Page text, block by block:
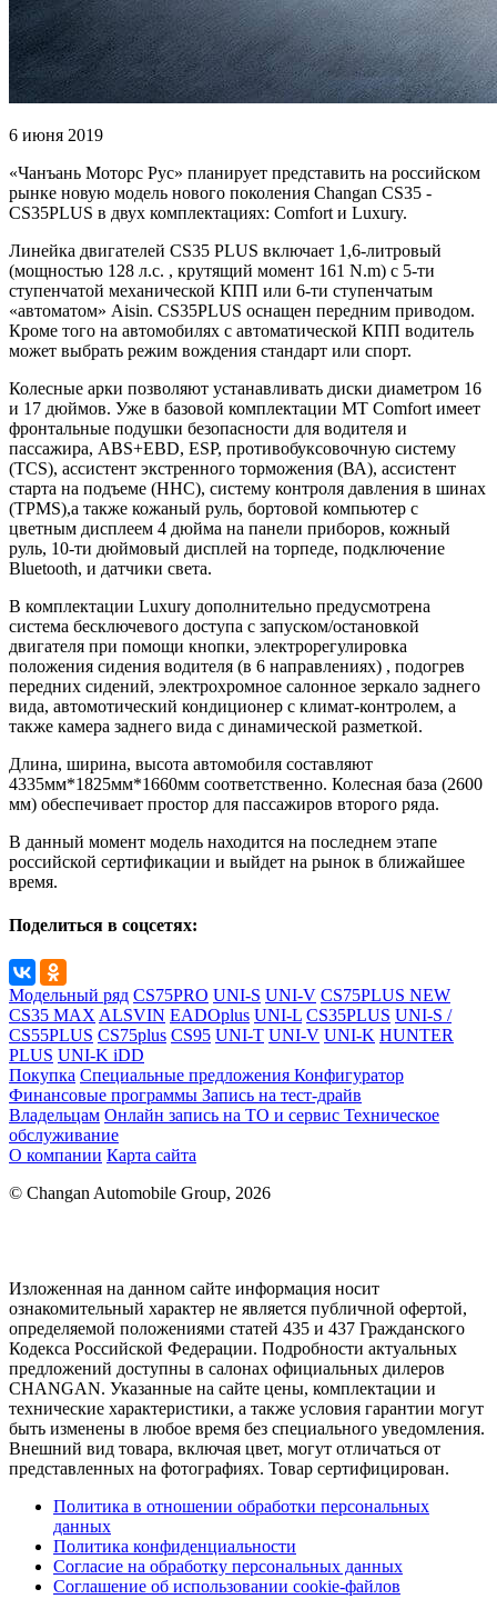
6 июня 2019
«Чанъань Моторс Рус» планирует представить на российском
рынке новую модель нового поколения Changan CS35 -
CS35PLUS в двух комплектациях: Comfort и Luxury.
Линейка двигателей CS35 PLUS включает 1,6-литровый
(мощностью 128 л.с. , крутящий момент 161 N.m) с 5-ти
ступенчатой механической КПП или 6-ти ступенчатым
«автоматом» Aisin. CS35PLUS оснащен передним приводом.
Кроме того на автомобилях с автоматической КПП водитель
может выбрать режим вождения стандарт или спорт.
Колесные арки позволяют устанавливать диски диаметром 16
и 17 дюймов. Уже в базовой комплектации MT Comfort имеет
фронтальные подушки безопасности для водителя и
пассажира, ABS+EBD, ESP, противобуксовочную систему
(TCS), ассистент экстренного торможения (ВА), ассистент
старта на подъеме (ННС), систему контроля давления в шинах
(TPMS),а также кожаный руль, бортовой компьютер с
цветным дисплеем 4 дюйма на панели приборов, кожный
руль, 10-ти дюймовый дисплей на торпеде, подключение
Bluetooth, и датчики света.
В комплектации Luxury дополнительно предусмотрена
система бесключевого доступа с запуском/остановкой
двигателя при помощи кнопки, электрорегулировка
положения сидения водителя (в 6 направлениях) , подогрев
передних сидений, электрохромное салонное зеркало заднего
вида, автомотический кондиционер с климат-контролем, а
также камера заднего вида с динамической разметкой.
Длина, ширина, высота автомобиля составляют
4335мм*1825мм*1660мм соответственно. Колесная база (2600
мм) обеспечивает простор для пассажиров второго ряда.
В данный момент модель находится на последнем этапе
российской сертификации и выйдет на рынок в ближайшее
время.
Поделиться в соцсетях:
Модельный ряд CS75PRO UNI-S UNI-V CS75PLUS NEW
CS35 MAX ALSVIN EADOplus UNI-L CS35PLUS UNI-S /
CS55PLUS CS75plus CS95 UNI-T UNI-V UNI-K HUNTER
PLUS UNI-K iDD
Покупка Специальные предложения Конфигуратор
Финансовые программы Запись на тест-драйв
Владельцам Онлайн запись на ТО и сервис Техническое
обслуживание
О компании Карта сайта
© Changan Automobile Group, 2026
Изложенная на данном сайте информация носит
ознакомительный характер не является публичной офертой,
определяемой положениями статей 435 и 437 Гражданского
Кодекса Российской Федерации. Подробности актуальных
предложений доступны в салонах официальных дилеров
CHANGAN. Указанные на сайте цены, комплектации и
технические характеристики, а также условия гарантии могут
быть изменены в любое время без специального уведомления.
Внешний вид товара, включая цвет, могут отличаться от
представленных на фотографиях. Товар сертифицирован.
Политика в отношении обработки персональных
данных
Политика конфиденциальности
Согласие на обработку персональных данных
Соглашение об использовании cookie-файлов